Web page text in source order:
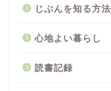
じぶんを知る方法
心地よい暮らし
読書記録